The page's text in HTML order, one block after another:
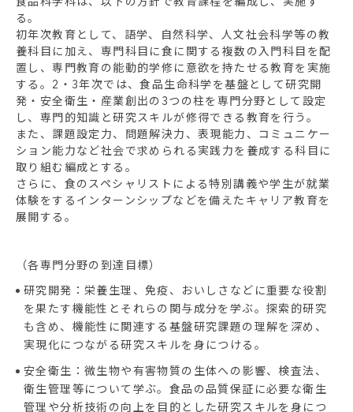
る。
初年次教育として、語学、自然科学、人文社会科学等の教
養科目に加え、専門科目に食に関する複数の入門科目を配
置し、専門教育の能動的学修に意欲を持たせる教育を実施
する。2・3年次では、食品生命科学を基盤として研究開
発・安全衛生・産業創出の3つの柱を専門分野として設定
し、専門的知識と研究スキルが修得できる教育を行う。
また、課題設定力、問題解決力、表現能力、コミュニケー
ション能力など社会で求められる実践力を養成する科目に
取り組む編成とする。
さらに、食のスペシャリストによる特別講義や学生が就業
体験をするインターンシップなどを備えたキャリア教育を
展開する。
（各専門分野の到達目標）
研究開発：栄養生理、免疫、おいしさなどに重要な役割
を果たす機能性とそれらの関与成分を学ぶ。探索的研究
も含め、機能性に関連する基盤研究課題の理解を深め、
実現化につながる研究スキルを身につける。
安全衛生：微生物や有害物質の生体への影響、検査法、
衛生管理等について学ぶ。食品の品質保証に必要な衛生
管理や分析技術の向上を目的とした研究スキルを身につ